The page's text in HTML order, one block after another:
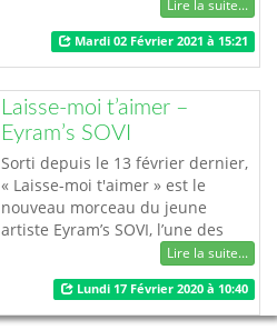
retour marqué par un nouveau
single intitulé « enouwo te sessin
» à travers lequel, l’artiste chante
ceci : « Peu importe le temps que
prendra ton combat, Dieu te
donnera certainement la victoire.
» …
Lire la suite...
Mardi 02 Février 2021 à 15:21
Laisse-moi t’aimer –
Eyram’s SOVI
Sorti depuis le 13 février dernier,
« Laisse-moi t'aimer » est le
nouveau morceau du jeune
artiste Eyram’s SOVI, l’une des
voix angéliques de la musique
togolaise. Véritable mélodie pour
souhaiter à tous les amoureux
une joyeuse fête de la Saint
Lire la suite...
Lundi 17 Février 2020 à 10:40